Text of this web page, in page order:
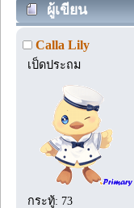
ผู้เขียน
Calla Lily
เป็ดประถม
กระทู้: 73